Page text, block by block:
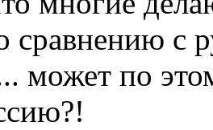
сравнению с
может по